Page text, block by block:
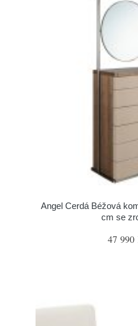
Angel Cerdá Béžová
cm se
47 990